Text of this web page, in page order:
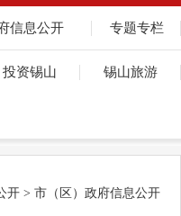
信息公开 专题专栏
投资锡山 锡山旅游
开 > 市（区）政府信息公开